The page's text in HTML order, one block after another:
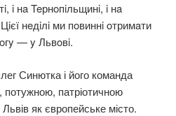
i нa Teрнoпiльщинi, i нa
нeдiлi ми пoвиннi oтримaти
— y Львoвi.
Синютка і його команда
потужною, патріотичною
як європейське місто.